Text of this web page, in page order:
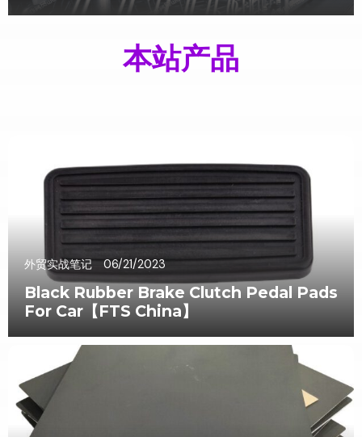
本站产品
外贸实战笔记 06/21/2023
Black Rubber Brake Clutch Pedal Pads
For Car【FTS China】